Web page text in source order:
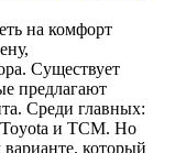
на комфорт
Существует
предлагают
Среди главных:
и TCM. Но
который